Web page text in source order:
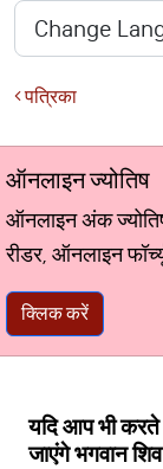
पत्रिका
ऑनलाइन ज्योतिष
ऑनलाइन अंक
रीडर, ऑनलाइन
क्लिक करें
यदि आप भी करते
जाएंगे भगवान शिव